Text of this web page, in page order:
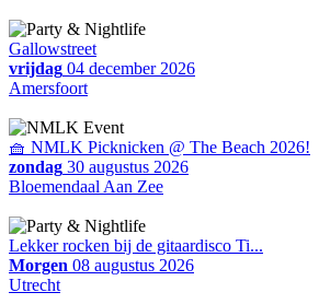
Gallowstreet
vrijdag 04 december 2026
Amersfoort
🧺 NMLK Picknicken @ The Beach 2026!
zondag 30 augustus 2026
Bloemendaal Aan Zee
Lekker rocken bij de gitaardisco Ti...
Morgen 08 augustus 2026
Utrecht